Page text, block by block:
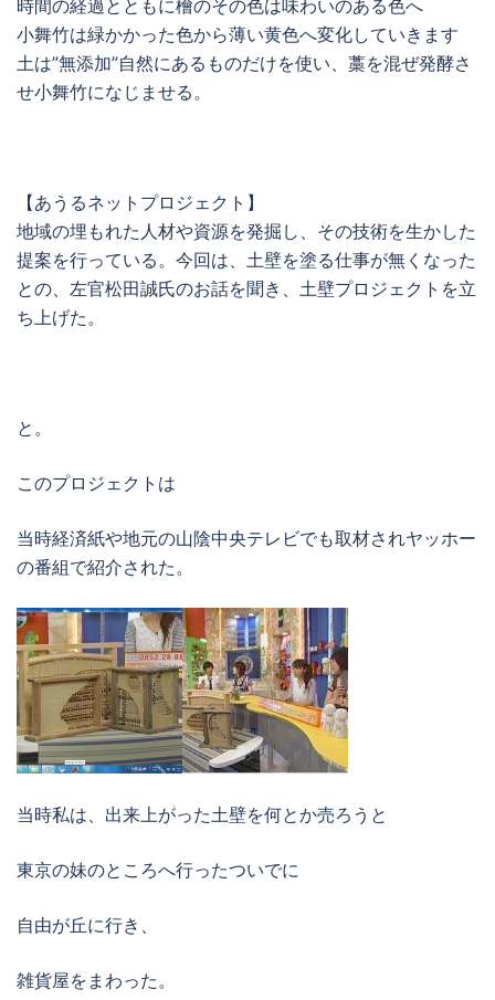
時間の経過とともに檜のその色は味わいのある色へ
小舞竹は緑かかった色から薄い黄色へ変化していきます
土は”無添加”自然にあるものだけを使い、藁を混ぜ発酵さ
せ小舞竹になじませる。
【あうるネットプロジェクト】
地域の埋もれた人材や資源を発掘し、その技術を生かした
提案を行っている。今回は、土壁を塗る仕事が無くなった
との、左官松田誠氏のお話を聞き、土壁プロジェクトを立
ち上げた。
と。
このプロジェクトは
当時経済紙や地元の山陰中央テレビでも取材されヤッホー
の番組で紹介された。
当時私は、出来上がった土壁を何とか売ろうと
東京の妹のところへ行ったついでに
自由が丘に行き、
雑貨屋をまわった。